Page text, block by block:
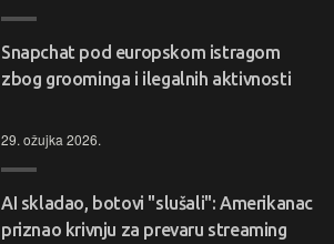
Snapchat pod europskom istragom
zbog groominga i ilegalnih aktivnosti
29. ožujka 2026.
AI skladao, botovi "slušali": Amerikanac
priznao krivnju za prevaru streaming